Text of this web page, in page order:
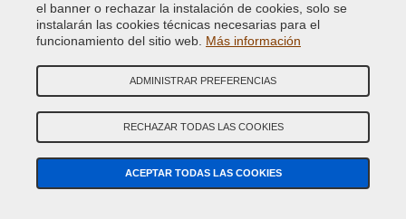
el banner o rechazar la instalación de cookies, solo se
instalarán las cookies técnicas necesarias para el
funcionamiento del sitio web. Más información
ADMINISTRAR PREFERENCIAS
RECHAZAR TODAS LAS COOKIES
ACEPTAR TODAS LAS COOKIES